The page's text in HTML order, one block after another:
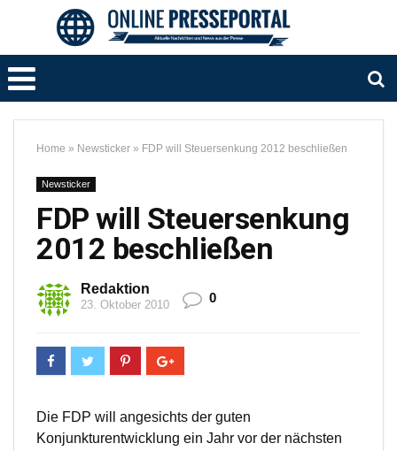
Home » Newsticker » FDP will Steuersenkung 2012 beschließen
Newsticker
FDP will Steuersenkung
2012 beschließen
Redaktion
23. Oktober 2010 0
Die FDP will angesichts der guten
Konjunkturentwicklung ein Jahr vor der nächsten